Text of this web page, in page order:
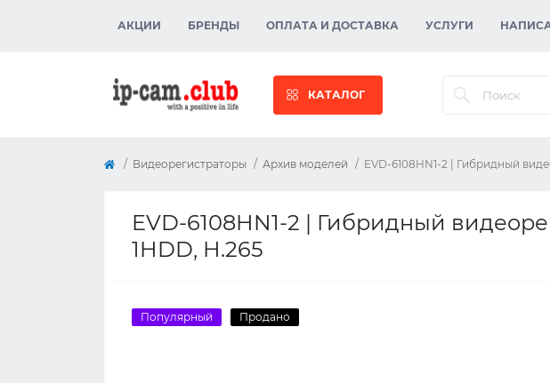
АКЦИИ БРЕНДЫ ОПЛАТА И ДОСТАВКА УСЛУГИ
КАТАЛОГ
Видеорегистраторы Архив моделей EVD-6108HN1-2 | Гибридный
EVD-6108HN1-2 | Гибридный
1HDD, H.265
Популярный Продано